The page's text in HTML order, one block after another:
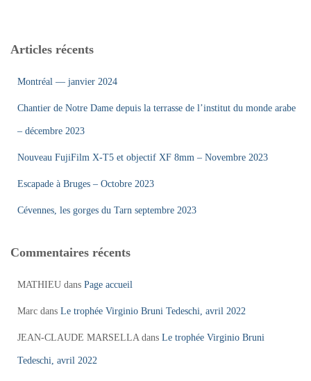
Articles récents
Montréal — janvier 2024
Chantier de Notre Dame depuis la terrasse de l’institut du monde arabe
– décembre 2023
Nouveau FujiFilm X-T5 et objectif XF 8mm – Novembre 2023
Escapade à Bruges – Octobre 2023
Cévennes, les gorges du Tarn septembre 2023
Commentaires récents
MATHIEU dans Page accueil
Marc dans Le trophée Virginio Bruni Tedeschi, avril 2022
JEAN-CLAUDE MARSELLAdans Le trophée Virginio Bruni
Tedeschi, avril 2022